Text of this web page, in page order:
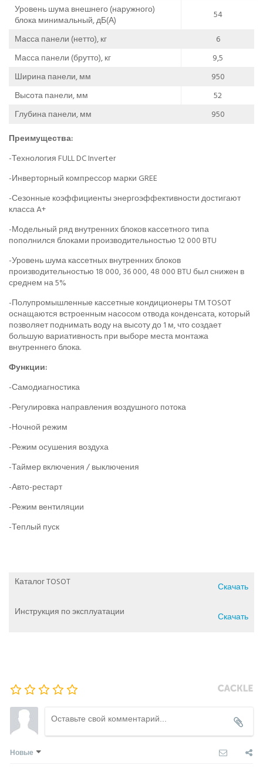
Уровень шума внешнего (наружного)
блока минимальный, дБ(А)
54
Масса панели (нетто), кг
6
Масса панели (брутто), кг
9,5
Ширина панели, мм
950
Высота панели, мм
52
Глубина панели, мм
950
Преимущества:
-Технология FULL DC Inverter
-Инверторный компрессор марки GREE
-Сезонные коэффициенты энергоэффективности достигают
класса A+
-Модельный ряд внутренних блоков кассетного типа
пополнился блоками производительностью 12 000 BTU
-Уровень шума кассетных внутренних блоков
производительностью 18 000, 36 000, 48 000 BTU был снижен в
среднем на 5%
-Полупромышленные кассетные кондиционеры TM TOSOT
оснащаются встроенным насосом отвода конденсата, который
позволяет поднимать воду на высоту до 1 м, что создает
большую вариативность при выборе места монтажа
внутреннего блока.
Функции:
-Самодиагностика
-Регулировка направления воздушного потока
-Ночной режим
-Режим осушения воздуха
-Таймер включения / выключения
-Авто-рестарт
-Режим вентиляции
-Теплый пуск
Каталог TOSOT
Скачать
Инструкция по эксплуатации
Скачать
Новые